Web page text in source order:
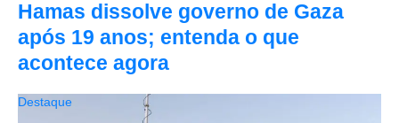
Hamas dissolve governo de Gaza
após 19 anos; entenda o que
acontece agora
Destaque